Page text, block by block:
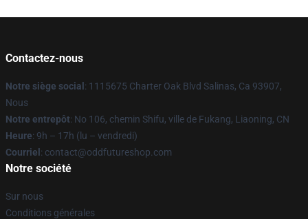
Contactez-nous
Notre siège social : 1115675 Charter Oak Blvd Salinas, Ca 93907,
Nous
Notre entrepôt: No 106, chemin Shifu, ville de Fukang, Liaoning, CN
Heure: 9h – 17h (lu – vendredi)
Courriel : contact@oddfutureshop.com
Notre société
Sur nous
Conditions générales